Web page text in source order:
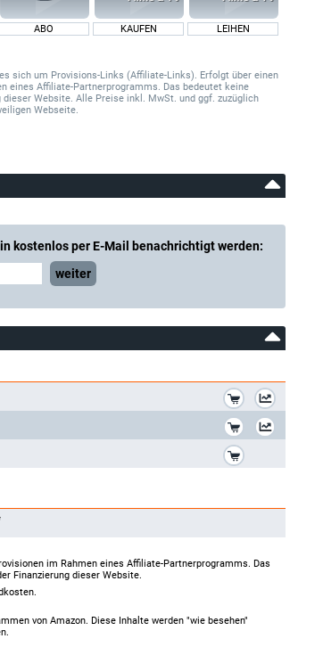
ABO KAUFEN LEIHEN
sich um Provisions-Links (Affiliate-Links). Erfolgt über einen
eines Affiliate-Partnerprogramms. Das bedeutet keine
Website. Alle Preise inkl. MwSt. und ggf. zuzüglich
Webseite.
kostenlos per E-Mail benachrichtigt werden:
weiter
im Rahmen eines Affiliate-Partnerprogramms. Das
Finanzierung dieser Website.
von Amazon. Diese Inhalte werden "wie besehen"